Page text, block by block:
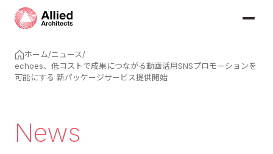
ホーム/ニュース/
echoes、低コストで成果につながる動画活用SNSプロモーションを
可能にする 新パッケージサービス提供開始
News